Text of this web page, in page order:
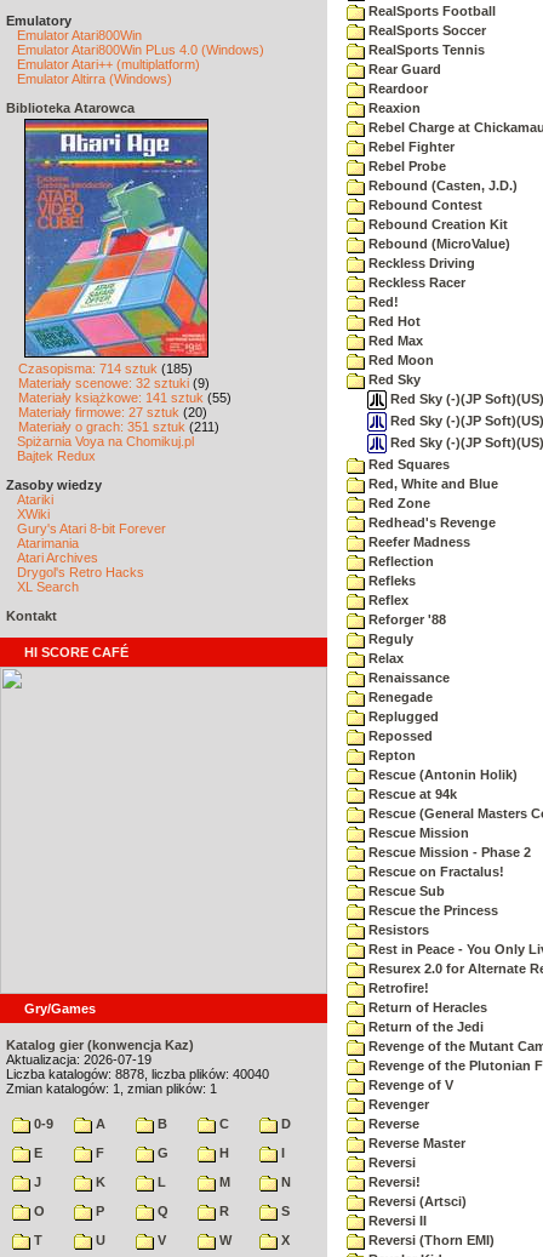
Emulatory
Emulator Atari800Win
Emulator Atari800Win PLus 4.0 (Windows)
Emulator Atari++ (multiplatform)
Emulator Altirra (Windows)
Biblioteka Atarowca
Czasopisma: 714 sztuk (185)
Materiały scenowe: 32 sztuki (9)
Materiały książkowe: 141 sztuk (55)
Materiały firmowe: 27 sztuk (20)
Materiały o grach: 351 sztuk (211)
Spiżarnia Voya na Chomikuj.pl
Bajtek Redux
Zasoby wiedzy
Atariki
XWiki
Gury's Atari 8-bit Forever
Atarimania
Atari Archives
Drygol's Retro Hacks
XL Search
Kontakt
HI SCORE CAFÉ
Gry/Games
Katalog gier (konwencja Kaz)
Aktualizacja: 2026-07-19
Liczba katalogów: 8878, liczba plików: 40040
Zmian katalogów: 1, zmian plików: 1
0-9 A B C
D
E
F G H
I
J
K L M
N
O
P Q R
S
T
U V W
X
RealSports Football
RealSports Soccer
RealSports Tennis
Rear Guard
Reardoor
Reaxion
Rebel Charge at
Rebel Fighter
Rebel Probe
Rebound (Casten, J.D.)
Rebound Contest
Rebound Creation Kit
Rebound (MicroValue)
Reckless Driving
Reckless Racer
Red!
Red Hot
Red Max
Red Moon
Red Sky
Red Sky (-)(JP
Red Sky (-)(JP
Red Sky (-)(JP
Red Squares
Red, White and Blue
Red Zone
Redhead's Revenge
Reefer Madness
Reflection
Refleks
Reflex
Reforger '88
Reguly
Relax
Renaissance
Renegade
Replugged
Repossed
Repton
Rescue (Antonin Holik)
Rescue at 94k
Rescue (General Masters
Rescue Mission
Rescue Mission - Phase 2
Rescue on Fractalus!
Rescue Sub
Rescue the Princess
Resistors
Rest in Peace - You Only
Resurex 2.0 for Alternate
Retrofire!
Return of Heracles
Return of the Jedi
Revenge of the Mutant
Revenge of the Plutonian
Revenge of V
Revenger
Reverse
Reverse Master
Reversi
Reversi!
Reversi (Artsci)
Reversi II
Reversi (Thorn EMI)